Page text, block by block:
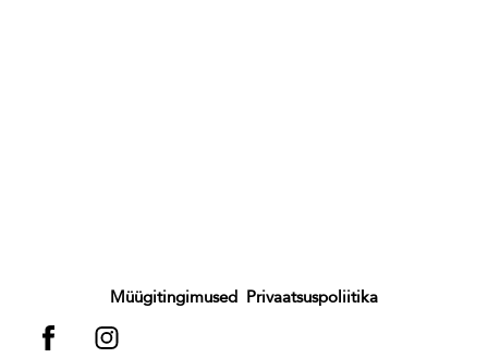
Müügitingimused Privaatsuspoliitika